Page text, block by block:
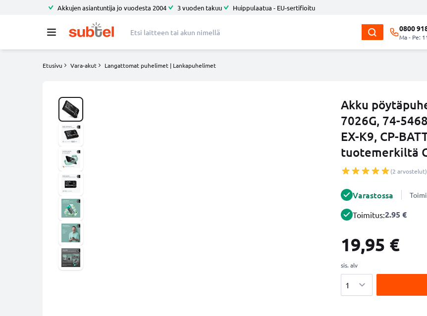
Akkujen asiantuntija jo vuodesta 2004 3 vuoden takuu Huippulaatua - EU-sertifioitu
0800
Ma - Pe:
Etusivu Vara-akut Langattomat puhelimet | Lankapuhelimet
Akku
7026G, 74-
EX-K9, CP-
tuotemerkiltä
(2 arvostelut)
Varastossa
Toimitus:2.95 €
19,95 €
sis. alv